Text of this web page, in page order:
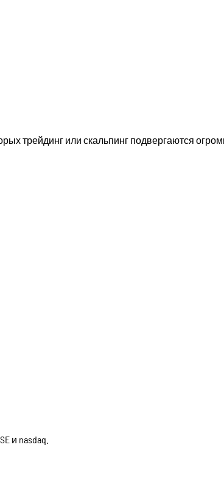
трейдинг или скальпинг подвергаются
и nasdaq.